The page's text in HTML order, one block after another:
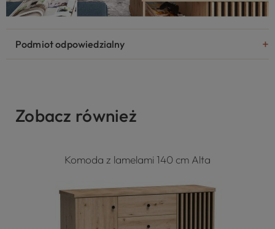
Podmiot odpowiedzialny
Zobacz również
Komoda z lamelami 140 cm Alta